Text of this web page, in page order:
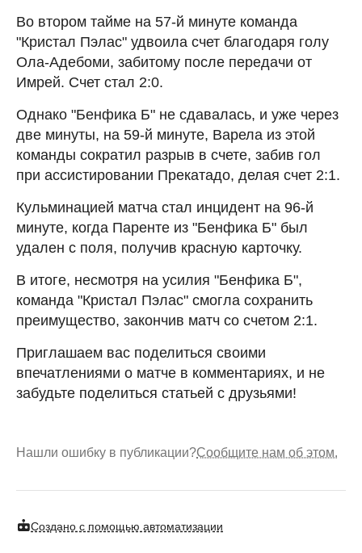
Во втором тайме на 57-й минуте команда
"Кристал Пэлас" удвоила счет благодаря голу
Ола-Адебоми, забитому после передачи от
Имрей. Счет стал 2:0.
Однако "Бенфика Б" не сдавалась, и уже через
две минуты, на 59-й минуте, Варела из этой
команды сократил разрыв в счете, забив гол
при ассистировании Прекатадо, делая счет 2:1.
Кульминацией матча стал инцидент на 96-й
минуте, когда Паренте из "Бенфика Б" был
удален с поля, получив красную карточку.
В итоге, несмотря на усилия "Бенфика Б",
команда "Кристал Пэлас" смогла сохранить
преимущество, закончив матч со счетом 2:1.
Приглашаем вас поделиться своими
впечатлениями о матче в комментариях, и не
забудьте поделиться статьей с друзьями!
Нашли ошибку в публикации?Сообщите нам об этом.
Создано с помощью автоматизации